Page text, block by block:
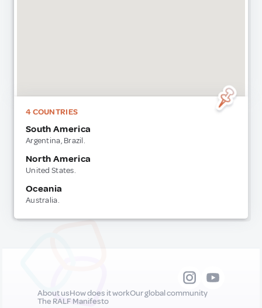
4 COUNTRIES
South America
Argentina, Brazil.
North America
United States.
Oceania
Australia.
About usHow does it workOur global community
The RALF Manifesto